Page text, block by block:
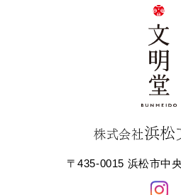
株式会社浜松
〒435-0015 浜松市中